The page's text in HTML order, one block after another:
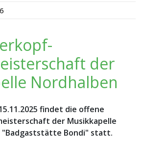
der
Nordhalben
findet die offene
der Musikkapelle
"Badgaststätte Bondi" statt.